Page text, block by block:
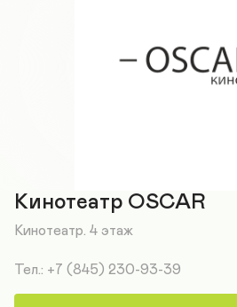
Кинотеатр OSCAR
Кинотеатр. 4 этаж
Тел.: +7 (845) 230-93-39